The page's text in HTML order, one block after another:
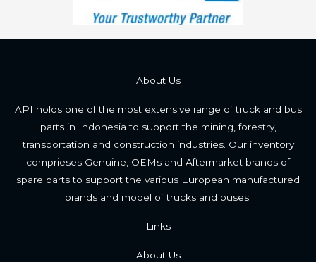
About Us
API holds one of the most extensive range of truck and bus
parts in Indonesia to support the mining, forestry,
transportation and construction industries. Our inventory
comprieses Genuine, OEMs and Aftermarket brands of
spare parts to support the various European manufactured
brands and model of trucks and buses.
Links
About Us